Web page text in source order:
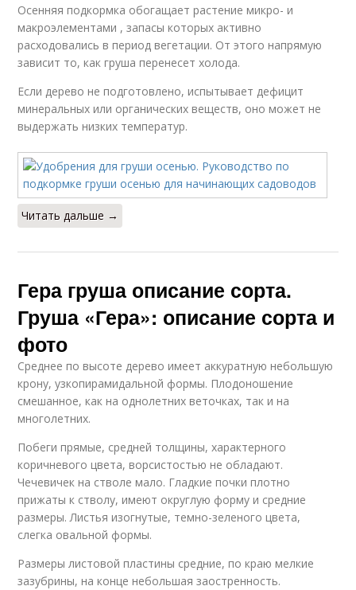
Осенняя подкормка обогащает растение микро- и
макроэлементами , запасы которых активно
расходовались в период вегетации. От этого напрямую
зависит то, как груша перенесет холода.
Если дерево не подготовлено, испытывает дефицит
минеральных или органических веществ, оно может не
выдержать низких температур.
Читать дальше →
Гера груша описание сорта.
Груша «Гера»: описание сорта и
фото
Среднее по высоте дерево имеет аккуратную небольшую
крону, узкопирамидальной формы. Плодоношение
смешанное, как на однолетних веточках, так и на
многолетних.
Побеги прямые, средней толщины, характерного
коричневого цвета, ворсистостью не обладают.
Чечевичек на стволе мало. Гладкие почки плотно
прижаты к стволу, имеют округлую форму и средние
размеры. Листья изогнутые, темно-зеленого цвета,
слегка овальной формы.
Размеры листовой пластины средние, по краю мелкие
зазубрины, на конце небольшая заостренность.